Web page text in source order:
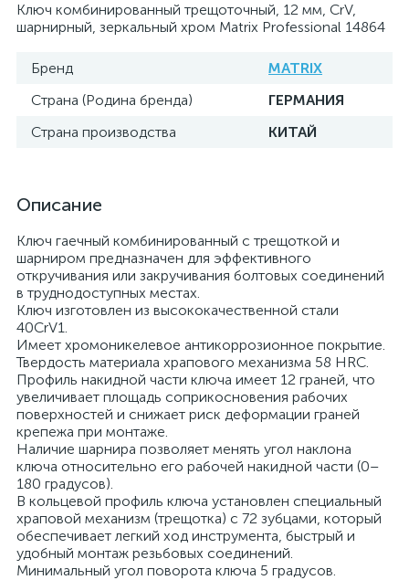
Ключ комбинированный трещоточный, 12 мм, CrV,
шарнирный, зеркальный хром Matrix Professional 14864
Бренд
MATRIX
Страна (Родина бренда)
ГЕРМАНИЯ
Страна производства
КИТАЙ
Описание
Ключ гаечный комбинированный с трещоткой и
шарниром предназначен для эффективного
откручивания или закручивания болтовых соединений
в труднодоступных местах.
Ключ изготовлен из высококачественной стали
40CrV1.
Имеет хромоникелевое антикоррозионное покрытие.
Твердость материала храпового механизма 58 HRС.
Профиль накидной части ключа имеет 12 граней, что
увеличивает площадь соприкосновения рабочих
поверхностей и снижает риск деформации граней
крепежа при монтаже.
Наличие шарнира позволяет менять угол наклона
ключа относительно его рабочей накидной части (0–
180 градусов).
В кольцевой профиль ключа установлен специальный
храповой механизм (трещотка) с 72 зубцами, который
обеспечивает легкий ход инструмента, быстрый и
удобный монтаж резьбовых соединений.
Минимальный угол поворота ключа 5 градусов.